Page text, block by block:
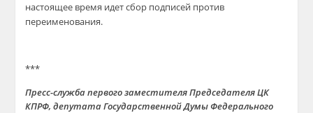
настоящее время идет сбор подписей против
переименования.
***
Пресс-служба первого заместителя Председателя ЦК
КПРФ, депутата Государственной Думы Федерального